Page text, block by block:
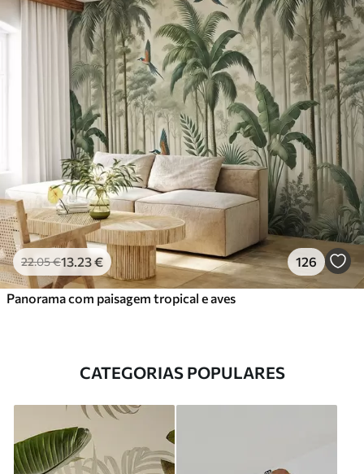
22.05€13 .23€ 126
Panorama com paisagem tropical e aves
CATEGORIAS POPULARES